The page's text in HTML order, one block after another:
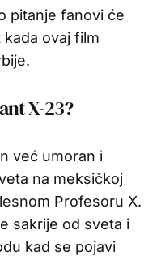
pitanje fanovi će
ovaj film
X-23?
već umoran i
na meksičkoj
Profesoru X.
sakrije od sveta i
kad se pojavi